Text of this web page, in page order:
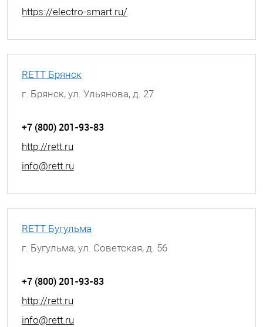
https://electro-smart.ru/
RETT Брянск
г. Брянск, ул. Ульянова, д. 27
+7 (800) 201-93-83
http://rett.ru
info@rett.ru
RETT Бугульма
г. Бугульма, ул. Советская, д. 56
+7 (800) 201-93-83
http://rett.ru
info@rett.ru